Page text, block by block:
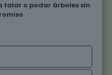
talar o podar árboles sin